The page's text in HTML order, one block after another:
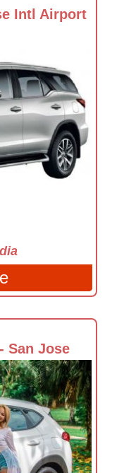
Intl Airport
San Jose